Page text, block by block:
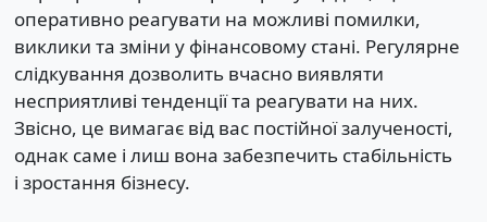
оперативно реагувати на можливі помилки,
виклики та зміни у фінансовому стані. Регулярне
слідкування дозволить вчасно виявляти
несприятливі тенденції та реагувати на них.
Звісно, це вимагає від вас постійної залученості,
однак саме і лиш вона забезпечить стабільність
і зростання бізнесу.